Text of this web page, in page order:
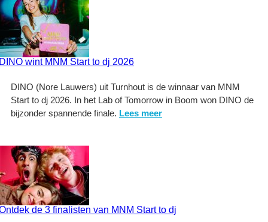
wint MNM Start to dj 2026
DINO (Nore Lauwers) uit Turnhout is de winnaar van MNM
Start to dj 2026. In het Lab of Tomorrow in Boom won DINO de
bijzonder spannende finale. Lees meer
de 3 finalisten van MNM Start to dj